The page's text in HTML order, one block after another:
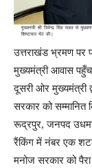
उत्तराखंड भ्रमण पर
मुख्यमंत्री आवास पहुँच
दूसरी ओर मुख्यमंत्री
सरकार को सम्मानित
रूद्रपुर, जनपद
रैंकिंग में नंबर एक
मनोज सरकार को